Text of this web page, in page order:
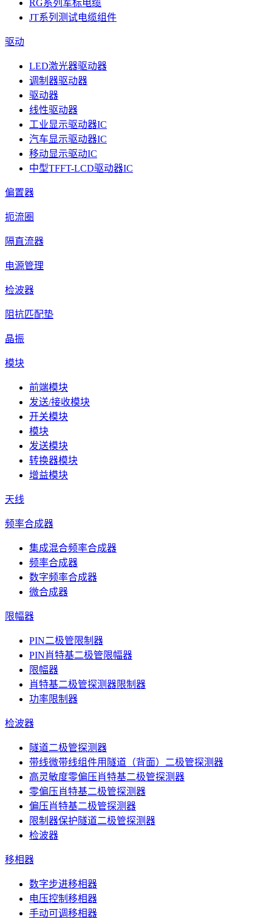
RG系列军标电缆
JT系列测试电缆组件
驱动
LED激光器驱动器
调制器驱动器
驱动器
线性驱动器
工业显示驱动器IC
汽车显示驱动器IC
移动显示驱动IC
中型TFFT-LCD驱动器IC
偏置器
扼流圈
隔直流器
电源管理
检波器
阻抗匹配垫
晶振
模块
前端模块
发送/接收模块
开关模块
模块
发送模块
转换器模块
增益模块
天线
频率合成器
集成混合频率合成器
频率合成器
数字频率合成器
微合成器
限幅器
PIN二极管限制器
PIN肖特基二极管限幅器
限幅器
肖特基二极管探测器限制器
功率限制器
检波器
隧道二极管探测器
带线微带线组件用隧道（背面）二极管探测器
高灵敏度零偏压肖特基二极管探测器
零偏压肖特基二极管探测器
偏压肖特基二极管探测器
限制器保护隧道二极管探测器
检波器
移相器
数字步进移相器
电压控制移相器
手动可调移相器